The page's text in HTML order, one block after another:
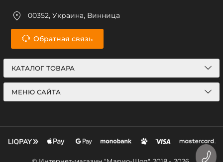
00352, Украина, Винница
Обратная связь
КАТАЛОГ ТОВАРА
МЕНЮ САЙТА